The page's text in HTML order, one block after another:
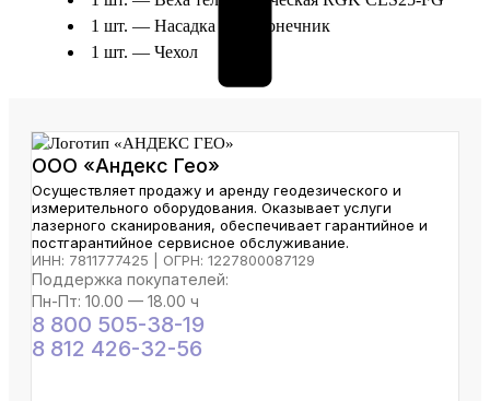
1 шт. — Насадка на наконечник
1 шт. — Чехол
ООО «Андекс Гео»
Осуществляет продажу и аренду геодезического и
измерительного оборудования. Оказывает услуги
лазерного сканирования, обеспечивает гарантийное и
постгарантийное сервисное обслуживание.
ИНН: 7811777425 | ОГРН: 1227800087129
Поддержка покупателей:
Пн-Пт: 10.00 — 18.00 ч
8 800 505-38-19
8 812 426-32-56